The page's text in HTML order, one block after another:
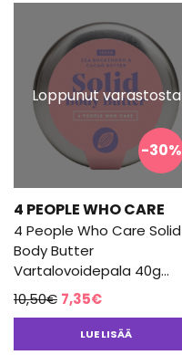
Loppunut varastosta
-30%
4 PEOPLE WHO CARE
4 People Who Care Solid
Body Butter
Vartalovoidepala 40g
(outlet)
10,50€ Alkuperäinen
hinta
7,35€Nykyinen
hinta
on:
LUE LISÄÄ